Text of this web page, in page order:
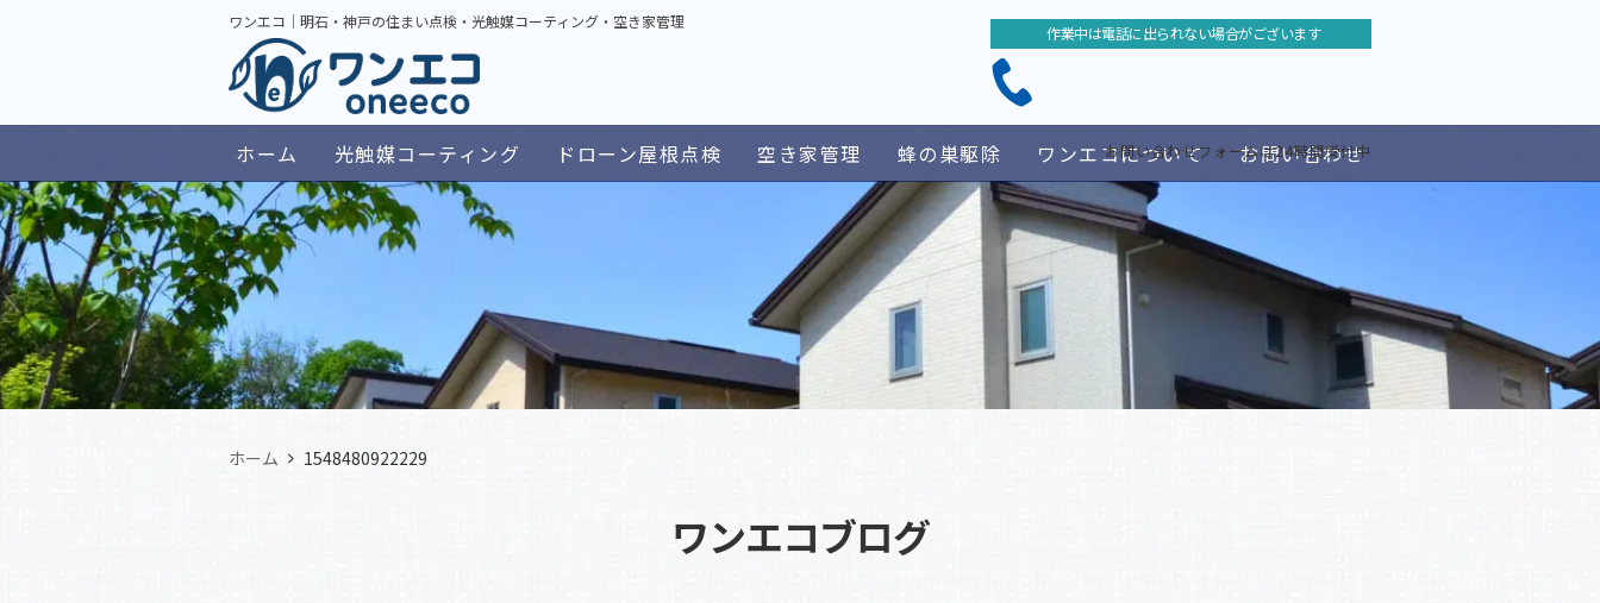
ワンエコ｜明石・神戸の住まい点検・光触媒コーティング・空き家管理
作業中は電話に出られない場合がございます
お問い合わせフォームは24時間受付中
ホーム 光触媒コーティング ドローン屋根点検 空き家管理 蜂の巣駆除 ワンエコについて お問い合わせ
ホーム 1548480922229
ワンエコブログ